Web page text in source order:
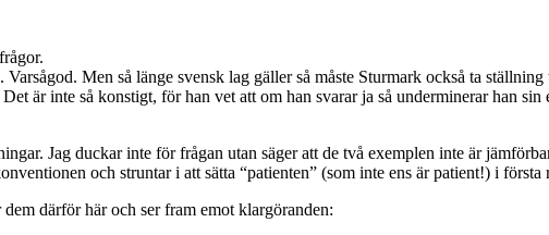
Men så länge svensk lag gäller så måste Sturmark också ta
är inte så konstigt, för han vet att om han svarar ja så underminerar han
Jag duckar inte för frågan utan säger att de två exemplen inte är
och struntar i att sätta “patienten” (som inte ens är patient!) i första
därför här och ser fram emot klargöranden: